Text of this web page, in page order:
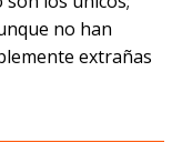
no han
extrañas